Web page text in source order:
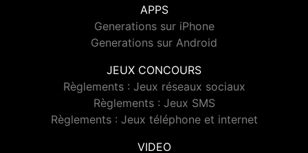
APPS
Generations sur iPhone
Generations sur Android
JEUX CONCOURS
Règlements : Jeux réseaux sociaux
Règlements : Jeux SMS
Règlements : Jeux téléphone et internet
VIDEO